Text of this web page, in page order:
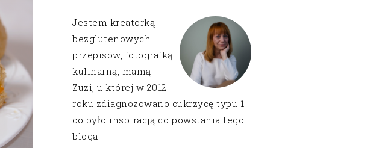
Jestem kreatorką
bezglutenowych
przepisów, fotografką
kulinarną, mamą
Zuzi, u której w 2012
roku zdiagnozowano cukrzycę typu 1
co było inspiracją do powstania tego
bloga.